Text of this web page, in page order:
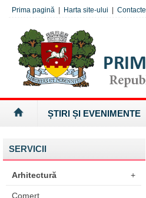
Prima pagină Harta site-ului Contacte
ȘTIRI ȘI EVENIMENTE
SERVICII
Arhitectură +
Comerț